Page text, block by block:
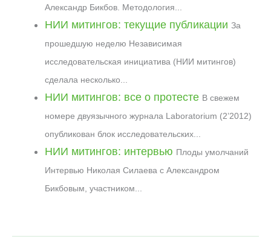
Александр Бикбов. Методология...
НИИ митингов: текущие публикации За
прошедшую неделю Независимая
исследовательская инициатива (НИИ митингов)
сделала несколько...
НИИ митингов: все о протесте В свежем
номере двуязычного журнала Laboratorium (2’2012)
опубликован блок исследовательских...
НИИ митингов: интервью Плоды умолчаний
Интервью Николая Силаева с Александром
Бикбовым, участником...